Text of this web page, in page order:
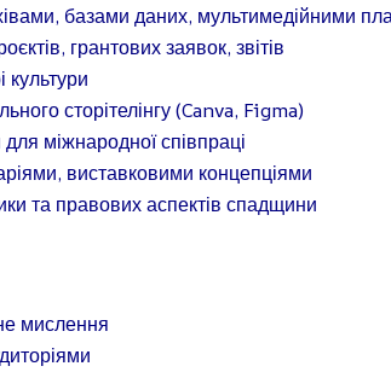
базами даних, мультимедійними
грантових заявок, звітів
культури
сторітелінгу (Canva, Figma)
міжнародної співпраці
виставковими концепціями
та правових аспектів спадщини
мислення